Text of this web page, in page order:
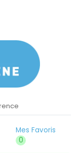
Mes Favoris
0